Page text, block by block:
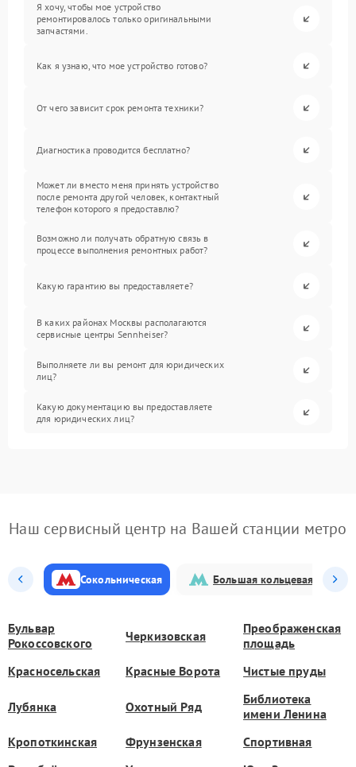
Я хочу, чтобы мое устройство
ремонтировалось только оригинальными
запчастями.
Как я узнаю, что мое устройство готово?
От чего зависит срок ремонта техники?
Диагностика проводится бесплатно?
Может ли вместо меня принять устройство
после ремонта другой человек, контактный
телефон которого я предоставлю?
Возможно ли получать обратную связь в
процессе выполнения ремонтных работ?
Какую гарантию вы предоставляете?
В каких районах Москвы располагаются
сервисные центры Sennheiser?
Выполняете ли вы ремонт для юридических
лиц?
Какую документацию вы предоставляете
для юридических лиц?
Наш сервисный центр на Вашей станции метро
Сокольническая Большая кольцевая
Бульвар
Рокоссовского
Черкизовская
Преображенская
площадь
Красносельская
Красные Ворота Чистые пруды
Лубянка Охотный Ряд
Библиотека
имени Ленина
Кропоткинская
Фрунзенская
Спортивная